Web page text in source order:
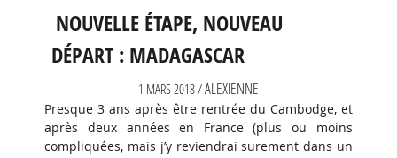
NOUVELLE ÉTAPE, NOUVEAU
DÉPART : MADAGASCAR
1 MARS 2018 /ALEXIENNE
Presque 3 ans après être rentrée du Cambodge, et
après deux années en France (plus ou moins
compliquées, mais j’y reviendrai surement dans un